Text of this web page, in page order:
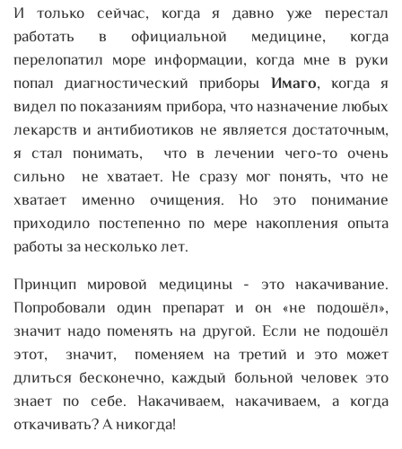
И только сейчас, когда я давно уже перестал
работать в официальной медицине, когда
перелопатил море информации, когда мне в руки
попал диагностический приборы Имаго, когда я
видел по показаниям прибора, что назначение любых
лекарств и антибиотиков не является достаточным,
я стал понимать, что в лечении чего-то очень
сильно не хватает. Не сразу мог понять, что не
хватает именно очищения. Но это понимание
приходило постепенно по мере накопления опыта
работы за несколько лет.
Принцип мировой медицины - это накачивание.
Попробовали один препарат и он «не подошёл»,
значит надо поменять на другой. Если не подошёл
этот, значит, поменяем на третий и это может
длиться бесконечно, каждый больной человек это
знает по себе. Накачиваем, накачиваем, а когда
откачивать? А никогда!